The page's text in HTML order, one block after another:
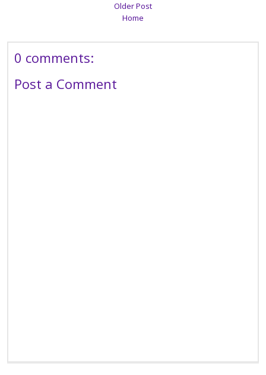
Older Post
Home
0 comments:
Post a Comment